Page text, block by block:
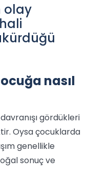
olay
nasıl
gördükleri
Oysa çocuklarda
genellikle
sonuç ve